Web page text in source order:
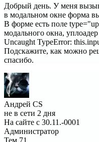
Добрый день. У меня
в модальном окне форма
В форме есть поле
модального окна,
Uncaught TypeError:
Подскажите, как можно
спасибо.
Андрей CS
не в сети 2 дня
На сайте с 30.11.-0001
Администратор
Тем 71